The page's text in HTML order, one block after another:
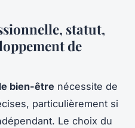
statut,
de
bien-être nécessite de
particulièrement si
Le choix du